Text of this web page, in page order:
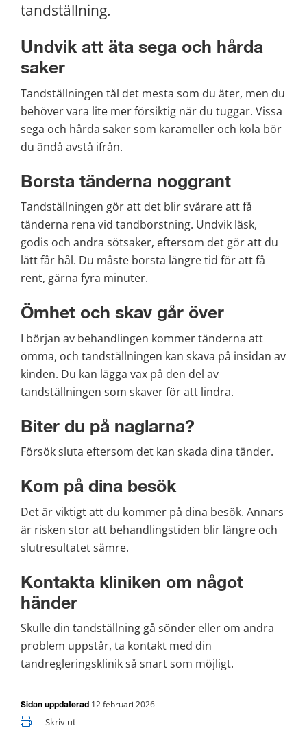
tandställning.
Undvik att äta sega och hårda
saker
Tandställningen tål det mesta som du äter, men du
behöver vara lite mer försiktig när du tuggar. Vissa
sega och hårda saker som karameller och kola bör
du ändå avstå ifrån.
Borsta tänderna noggrant
Tandställningen gör att det blir svårare att få
tänderna rena vid tandborstning. Undvik läsk,
godis och andra sötsaker, eftersom det gör att du
lätt får hål. Du måste borsta längre tid för att få
rent, gärna fyra minuter.
Ömhet och skav går över
I början av behandlingen kommer tänderna att
ömma, och tandställningen kan skava på insidan av
kinden. Du kan lägga vax på den del av
tandställningen som skaver för att lindra.
Biter du på naglarna?
Försök sluta eftersom det kan skada dina tänder.
Kom på dina besök
Det är viktigt att du kommer på dina besök. Annars
är risken stor att behandlingstiden blir längre och
slutresultatet sämre.
Kontakta kliniken om något
händer
Skulle din tandställning gå sönder eller om andra
problem uppstår, ta kontakt med din
tandregleringsklinik så snart som möjligt.
Sidan uppdaterad 12 februari 2026
Skriv ut